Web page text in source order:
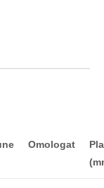
Omologat